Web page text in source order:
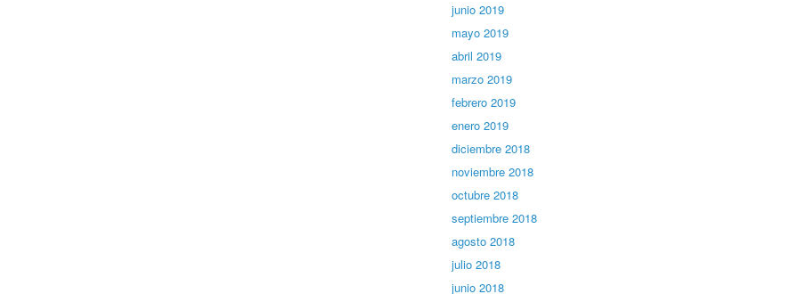
junio 2019
mayo 2019
abril 2019
marzo 2019
febrero 2019
enero 2019
diciembre 2018
noviembre 2018
octubre 2018
septiembre 2018
agosto 2018
julio 2018
junio 2018